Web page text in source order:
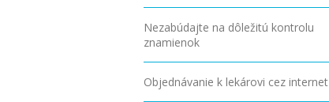
Nezabúdajte na dôležitú kontrolu
znamienok
Objednávanie k lekárovi cez internet